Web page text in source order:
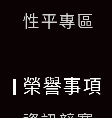
性平專區
榮譽事項